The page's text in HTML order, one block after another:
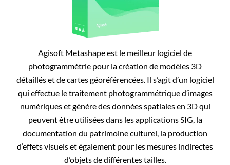
Agisoft Metashape est le meilleur logiciel de
photogrammétrie pour la création de modèles 3D
détaillés et de cartes géoréférencées. Il s’agit d’un logiciel
qui effectue le traitement photogrammétrique d’images
numériques et génère des données spatiales en 3D qui
peuvent être utilisées dans les applications SIG, la
documentation du patrimoine culturel, la production
d’effets visuels et également pour les mesures indirectes
d’objets de différentes tailles.